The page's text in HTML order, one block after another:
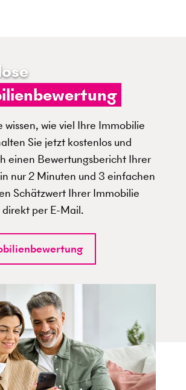
wissen, wie viel Ihre Immobilie
Sie jetzt kostenlos und
einen Bewertungsbericht Ihrer
nur 2 Minuten und 3 einfachen
Schätzwert Ihrer Immobilie
per E-Mail.